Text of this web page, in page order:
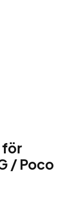
för
/ Poco